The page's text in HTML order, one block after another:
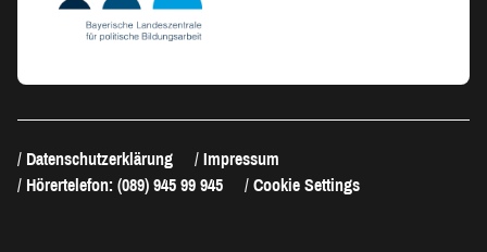
Datenschutzerklärung
Impressum
Hörertelefon: (089) 945 99 945
Cookie Settings